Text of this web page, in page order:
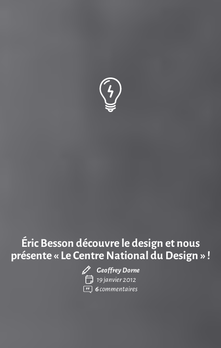
Éric Besson découvre le design et nous
présente « Le Centre National du Design » !
Geoffrey Dorne
19 janvier 2012
6commentaires